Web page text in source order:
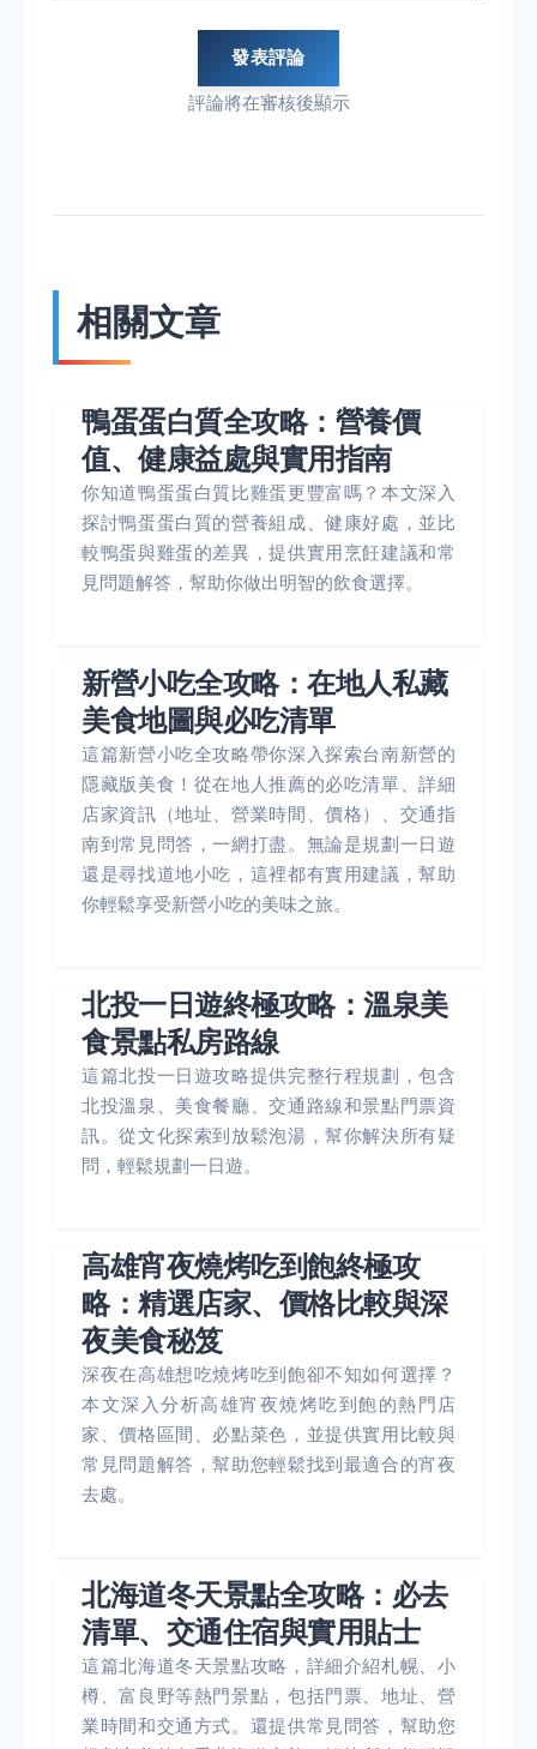
發表評論
評論將在審核後顯示
相關文章
鴨蛋蛋白質全攻略：營養價
值、健康益處與實用指南
你知道鴨蛋蛋白質比雞蛋更豐富嗎？本文深入
探討鴨蛋蛋白質的營養組成、健康好處，並比
較鴨蛋與雞蛋的差異，提供實用烹飪建議和常
見問題解答，幫助你做出明智的飲食選擇。
新營小吃全攻略：在地人私藏
美食地圖與必吃清單
這篇新營小吃全攻略帶你深入探索台南新營的
隱藏版美食！從在地人推薦的必吃清單、詳細
店家資訊（地址、營業時間、價格）、交通指
南到常見問答，一網打盡。無論是規劃一日遊
還是尋找道地小吃，這裡都有實用建議，幫助
你輕鬆享受新營小吃的美味之旅。
北投一日遊終極攻略：溫泉美
食景點私房路線
這篇北投一日遊攻略提供完整行程規劃，包含
北投溫泉、美食餐廳、交通路線和景點門票資
訊。從文化探索到放鬆泡湯，幫你解決所有疑
問，輕鬆規劃一日遊。
高雄宵夜燒烤吃到飽終極攻
略：精選店家、價格比較與深
夜美食秘笈
深夜在高雄想吃燒烤吃到飽卻不知如何選擇？
本文深入分析高雄宵夜燒烤吃到飽的熱門店
家、價格區間、必點菜色，並提供實用比較與
常見問題解答，幫助您輕鬆找到最適合的宵夜
去處。
北海道冬天景點全攻略：必去
清單、交通住宿與實用貼士
這篇北海道冬天景點攻略，詳細介紹札幌、小
樽、富良野等熱門景點，包括門票、地址、營
業時間和交通方式。還提供常見問答，幫助您